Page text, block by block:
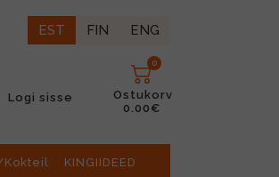
EST FIN ENG
Logi sisse
0
Ostukorv
0.00€
Kokteil KINGIIDEED